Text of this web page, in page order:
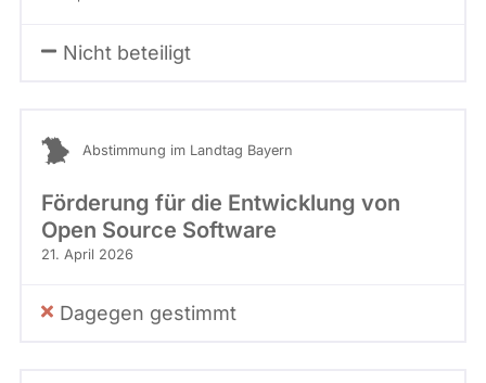
Nicht beteiligt
Abstimmung im Landtag Bayern
Förderung für die Entwicklung von
Open Source Software
21. April 2026
Dagegen gestimmt